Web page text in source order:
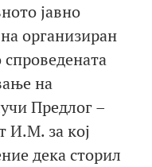
јавно
организиран
на
Предлог –
И.М. за кој
дека сторил